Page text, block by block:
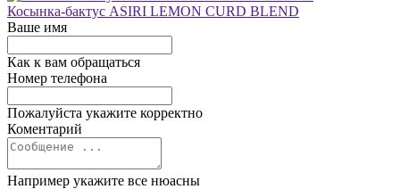
Косынка-бактус ASIRI LEMON CURD BLEND
Ваше имя
Как к вам обращаться
Номер телефона
Пожалуйста укажите корректно
Коментарий
Например укажите все нюасны